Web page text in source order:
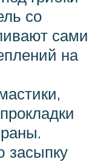
со
сами
на
засыпку